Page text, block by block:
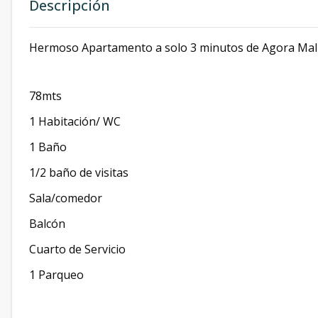
Descripción
Hermoso Apartamento a solo 3 minutos de Agora
78mts
1 Habitación/ WC
1 Baño
1/2 baño de visitas
Sala/comedor
Balcón
Cuarto de Servicio
1 Parqueo